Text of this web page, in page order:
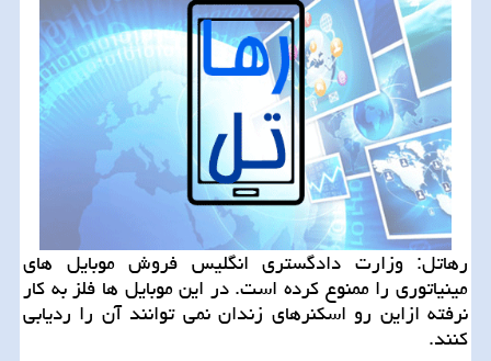
رهاتل: وزارت دادگستری انگلیس فروش موبایل های
مینیاتوری را ممنوع كرده است. در این موبایل ها فلز به كار
نرفته ازاین رو اسكنرهای زندان نمی توانند آن را ردیابی
كنند.